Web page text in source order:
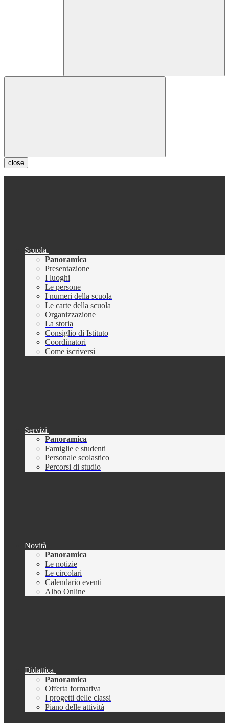
close
Scuola
Panoramica
Presentazione
I luoghi
Le persone
I numeri della scuola
Le carte della scuola
Organizzazione
La storia
Consiglio di Istituto
Coordinatori
Come iscriversi
Servizi
Panoramica
Famiglie e studenti
Personale scolastico
Percorsi di studio
Novità
Panoramica
Le notizie
Le circolari
Calendario eventi
Albo Online
Didattica
Panoramica
Offerta formativa
I progetti delle classi
Piano delle attività